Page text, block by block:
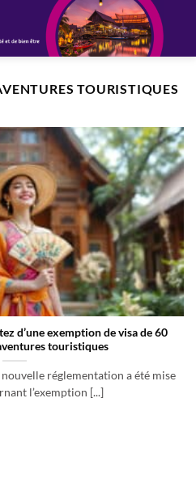
TOURISTIQUES
d’une exemption de visa de 60
touristiques
réglementation a été mise
l’exemption [...]